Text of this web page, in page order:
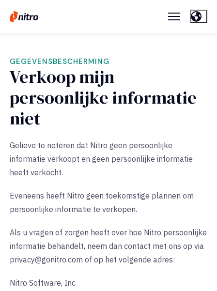
GEGEVENSBESCHERMING
Verkoop mijn
persoonlijke informatie
niet
Gelieve te noteren dat Nitro geen persoonlijke
informatie verkoopt en geen persoonlijke informatie
heeft verkocht.
Eveneens heeft Nitro geen toekomstige plannen om
persoonlijke informatie te verkopen.
Als u vragen of zorgen heeft over hoe Nitro persoonlijke
informatie behandelt, neem dan contact met ons op via
privacy@gonitro.com of op het volgende adres:
Nitro Software, Inc